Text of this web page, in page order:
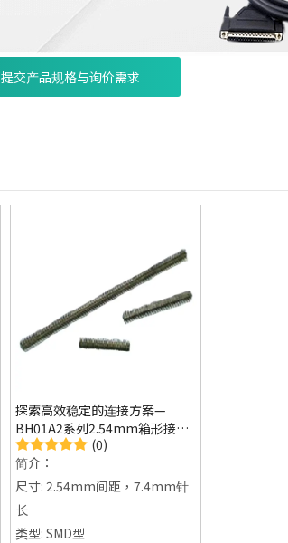
提交产品规格与询价需求
探索高效稳定的连接方案—
BH01A2系列2.54mm箱形接头
连接器
(0)
简介：
尺寸: 2.54mm间距，7.4mm针
长
类型: SMD型